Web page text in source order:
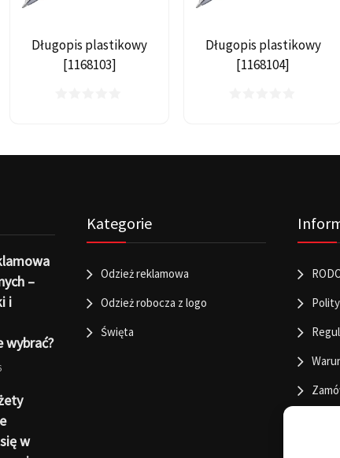
Długopis plastikowy
[1168103]
Długopis plastikowy
[1168104]
–
i
wybrać?
w
Kategorie
Odzież reklamowa
Odzież robocza z logo
Święta